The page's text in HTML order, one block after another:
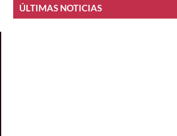
ÚLTIMAS NOTICIAS